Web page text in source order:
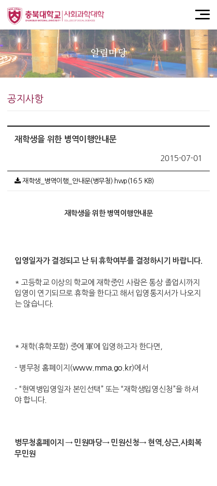
알림마당
공지사항
재학생을 위한 병역이행안내문
2015-07-01
재학생_병역이행_안내문(병무청).hwp(16.5 KB)
재학생을 위한 병역이행안내문
입영일자가 결정되고 난 뒤 휴학여부를 결정하시기 바랍니다.
* 고등학교 이상의 학교에 재학중인 사람은 통상 졸업시까지
입영이 연기되므로 휴학을 한다고 해서 입영통지서가 나오지
는 않습니다.
* 재학(휴학포함) 중에 軍에 입영하고자 한다면,
- 병무청 홈페이지(www.mma.go.kr)에서
- “현역병입영일자 본인선택” 또는 “재학생입영신청”을 하셔
야 합니다.
병무청홈페이지 → 민원마당→ 민원신청→ 현역,상근,사회복
무민원